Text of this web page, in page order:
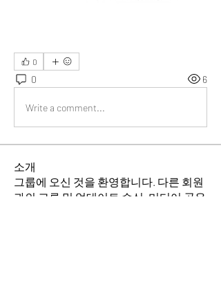
0
0 6
Write a comment...
소개
그룹에 오신 것을 환영합니다. 다른 회원
과의 교류 및 업데이트 수신, 미디어 공유